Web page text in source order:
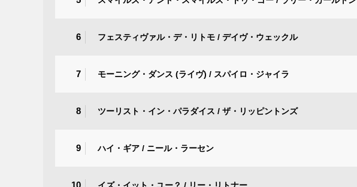
6 フェスティヴァル・デ・リトモ / デイヴ・ウェックル
7 モーニング・ダンス (ライヴ) / スパイロ・ジャイラ
8 ツーリスト・イン・パラダイス / ザ・リッピントンズ
9 ハイ・ギア / ニール・ラーセン
イズ・イット・ユー？ / リー・リトナー